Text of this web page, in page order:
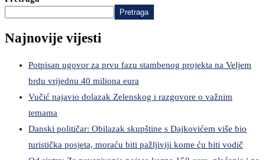
Pretraga
Najnovije vijesti
Potpisan ugovor za prvu fazu stambenog projekta na Veljem
brdu vrijednu 40 miliona eura
Vučić najavio dolazak Zelenskog i razgovore o važnim
temama
Danski političar: Obilazak skupštine s Dajkovićem više bio
turistička posjeta, moraću biti pažljiviji kome ću biti vodič